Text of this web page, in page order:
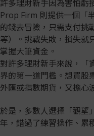
許多理財新手因為害怕虧
Prop Firm 則提供一個「
的錢去冒險，只需支付挑
等）。挑戰失敗，損失就
掌握大筆資金。
對許多理財新手來說，「
界的第一道門檻。想買股
外匯或指數期貨，又擔心
於是，多數人選擇「觀
年，錯過了練習操作、累